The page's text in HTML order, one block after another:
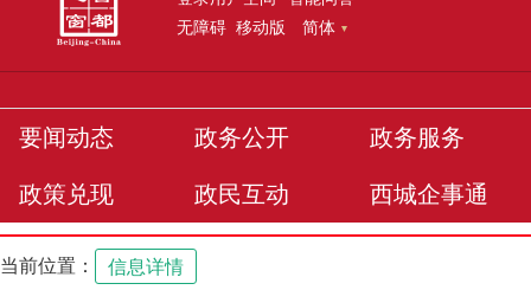
无障碍 移动版 简体
要闻动态 政务公开 政务服务
政策兑现 政民互动 西城企事通
当前位置： 信息详情